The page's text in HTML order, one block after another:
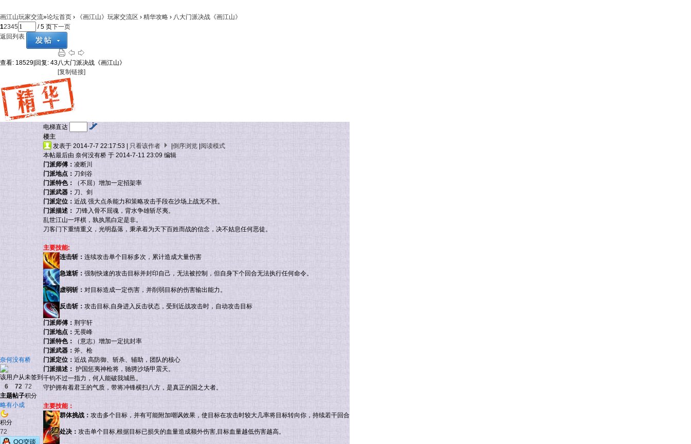
画江山玩家交流»论坛首页 › 《画江山》玩家交流区 › 精华攻略 › 八大门派决战《画江山》
12345 / 5 页下一页
返回列表
查看: 18529 回复: 43八大门派决战《画江山》
[复制链接]
奈何没有桥
该用户从未签到
6
主题
72
帖子
72
积分
略有小成
积分
72
电梯直达
楼主
发表于 2014-7-7 22:17:53
只看该作者 倒序浏览 阅读模式
本帖最后由 奈何没有桥 于 2014-7-11 23:09 编辑
门派师傅： 凌断川
门派地点： 刀剑谷
门派特色：
（不屈）增加一定招架率
门派武器： 刀、剑
门派定位： 近战 强大点杀能力和策略攻击手段在沙场上战无不胜。
门派描述： 刀锋入骨不屈魂，背水争雄斩尽夷。
乱世江山一坪棋，孰执黑白定是非。
刀客门下重情重义，光明磊落，秉承着为天下百姓而战的信念，决不姑息任何恶徒。
主要技能:
连击斩： 连续攻击单个目标多次，累计造成大量伤害
急速斩： 强制快速的攻击目标并封印自己，无法被控制，但自身下个回合无法执行任何命令。
虚弱斩： 对目标造成一定伤害，并削弱目标的伤害输出能力。
反击斩： 攻击目标,自身进入反击状态，受到近战攻击时，自动攻击目标
门派师傅： 荆宇轩
门派地点： 无畏峰
门派特色：
（意志）增加一定抗封率
门派武器： 斧、枪
门派定位： 近战 高防御、斩杀、辅助，团队的核心
门派描述： 护国惩夷神枪将，驰骋沙场甲震天。
千钧不过一指力，何人能破我城邑。
守护拥有着君王的气质，带将冲锋横扫八方，是真正的国之大者。
主要技能：
群体挑战： 攻击多个目标，并有可能附加嘲讽效果，使目标在攻击时较大几率将目标转向你，持续若干回合
处决： 攻击单个目标,根据目标已损失的血量造成额外伤害,目标血量越低伤害越高。